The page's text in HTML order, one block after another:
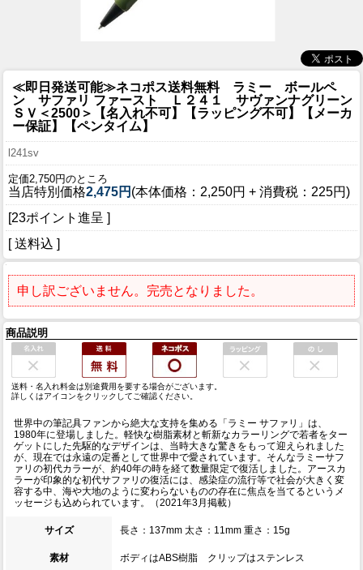
≪即日発送可能≫ネコポス送料無料 ラミー ボールペ
ン サファリ ファースト Ｌ２４１ サヴァンナグリーン
ＳＶ＜2500＞【名入れ不可】【ラッピング不可】【メーカ
ー保証】【ペンタイム】
l241sv
定価2,750円のところ
当店特別価格2,475円 (本体価格：2,250円 + 消費税：225円)
[23ポイント進呈 ]
[ 送料込 ]
申し訳ございません。完売となりました。
商品説明
送料・名入れ料金は別途費用を要する場合がございます。
詳しくはアイコンをクリックしてご確認ください。
世界中の筆記具ファンから絶大な支持を集める「ラミー サファリ」は、
1980年に登場しました。軽快な樹脂素材と斬新なカラーリングで若者をター
ゲットにした先駆的なデザインは、当時大きな驚きをもって迎えられました
が、現在では永遠の定番として世界中で愛されています。そんなラミーサフ
ァリの初代カラーが、約40年の時を経て数量限定で復活しました。アースカ
ラーが印象的な初代サファリの復活には、感染症の流行等で社会が大きく変
容する中、海や大地のように変わらないものの存在に焦点を当てるというメ
ッセージも込められています。（2021年3月掲載）
サイズ 長さ：137mm 太さ：11mm 重さ：15g
素材 ボディはABS樹脂 クリップはステンレス